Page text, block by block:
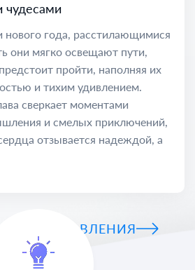
чудесами
года, расстилающимися
они мягко освещают пути,
пройти, наполняя их
и тихим удивлением.
сверкает моментами
и смелых приключений,
отзывается надеждой, а
ПОЗДРАВЛЕНИЯ